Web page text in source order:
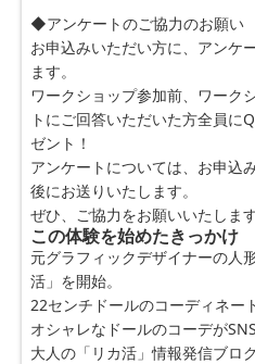
◆アンケートのご協力のお願い
お申込みいただい方に、アンケ
ます。
ワークショップ参加前、ワーク
トにご回答いただいた方全員に
ゼント！
アンケートについては、お申込
後にお送りいたします。
ぜひ、ご協力をお願いいたします
この体験を始めたきっかけ
元グラフィックデザイナーの人
活」を開始。
22センチドールのコーディネー
オシャレなドールのコーデが
大人の「リカ活」情報発信ブロ